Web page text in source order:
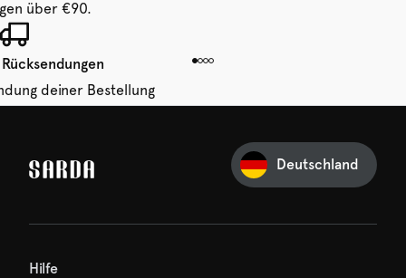
über €90.
deiner Bestellung
14 Tagen.
erste Bestellung
Deutschland
Hilfe